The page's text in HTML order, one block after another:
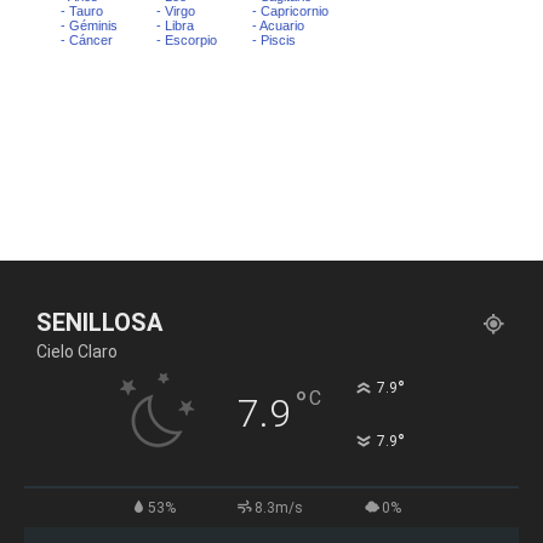
SENILLOSA
Cielo Claro
7.9 °C 7.9°
7.9°
53% 8.3m/s 0%